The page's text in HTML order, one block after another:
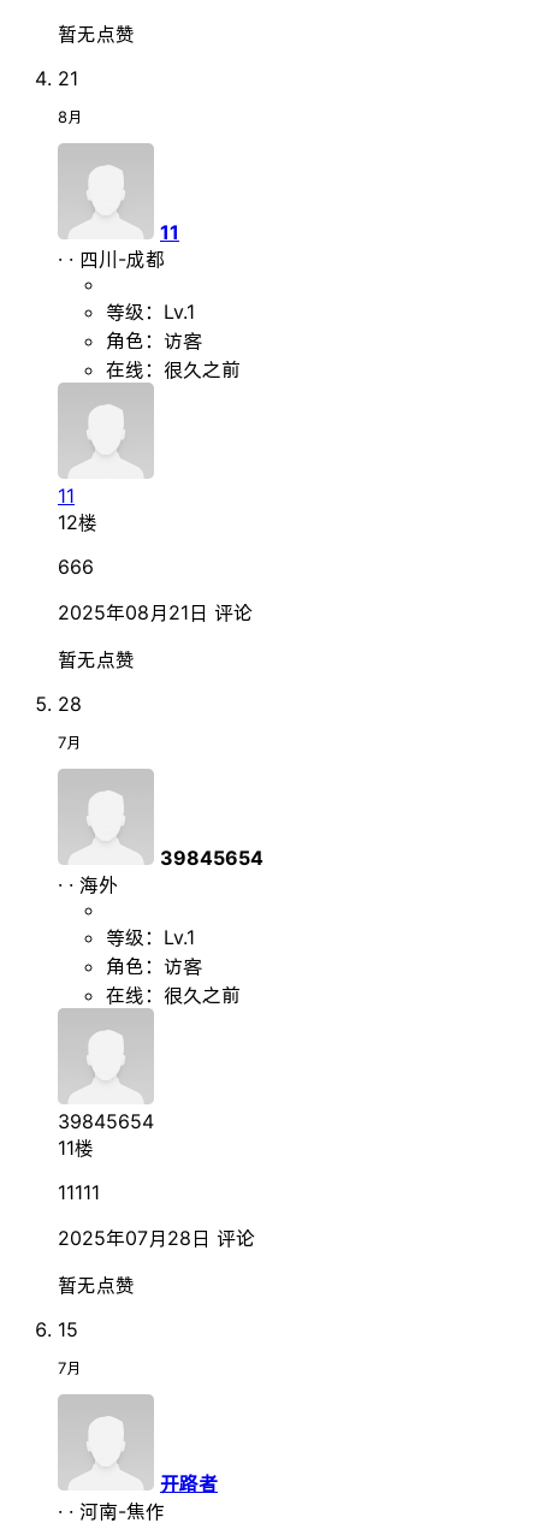
暂无点赞
21
8月
11
· · 四川-成都
等级：Lv.1
角色：访客
在线：很久之前
11
12楼
666
2025年08月21日 评论
暂无点赞
28
7月
39845654
· · 海外
等级：Lv.1
角色：访客
在线：很久之前
39845654
11楼
11111
2025年07月28日 评论
暂无点赞
15
7月
开路者
· · 河南-焦作